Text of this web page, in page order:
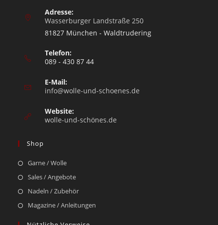
Adresse:
Wasserburger Landstraße 250
81827 München - Waldtrudering
Telefon:
089 - 430 87 44
E-Mail:
info@wolle-und-schoenes.de
Website:
wolle-und-schönes.de
Shop
Garne / Wolle
Sales / Angebote
Nadeln / Zubehör
Magazine / Anleitungen